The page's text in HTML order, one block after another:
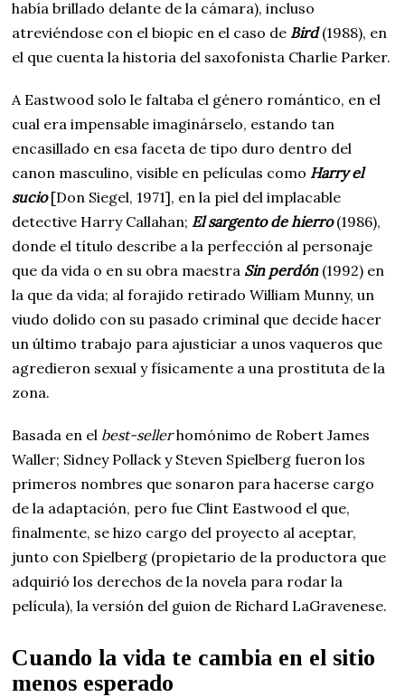
había brillado delante de la cámara), incluso
atreviéndose con el biopic en el caso de Bird(1988), en
el que cuenta la historia del saxofonista Charlie Parker.
A Eastwood solo le faltaba el género romántico, en el
cual era impensable imaginárselo, estando tan
encasillado en esa faceta de tipo duro dentro del
canon masculino, visible en películas como Harry el
sucio [Don Siegel, 1971], en la piel del implacable
detective Harry Callahan; El sargento de hierro(1986),
donde el título describe a la perfección al personaje
que da vida o en su obra maestra Sin perdón (1992) en
la que da vida; al forajido retirado William Munny, un
viudo dolido con su pasado criminal que decide hacer
un último trabajo para ajusticiar a unos vaqueros que
agredieron sexual y físicamente a una prostituta de la
zona.
Basada en el best-sellerhomónimo de Robert James
Waller; Sidney Pollack y Steven Spielberg fueron los
primeros nombres que sonaron para hacerse cargo
de la adaptación, pero fue Clint Eastwood el que,
finalmente, se hizo cargo del proyecto al aceptar,
junto con Spielberg (propietario de la productora que
adquirió los derechos de la novela para rodar la
película), la versión del guion de Richard LaGravenese.
Cuando la vida te cambia en el sitio
menos esperado